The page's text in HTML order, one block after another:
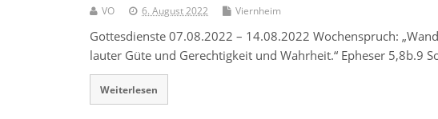
VO 6. August 2022 Viernheim
Gottesdienste 07.08.2022 – 14.08.2022 Wochenspruch:
lauter Güte und Gerechtigkeit und Wahrheit.“ Epheser
Weiterlesen